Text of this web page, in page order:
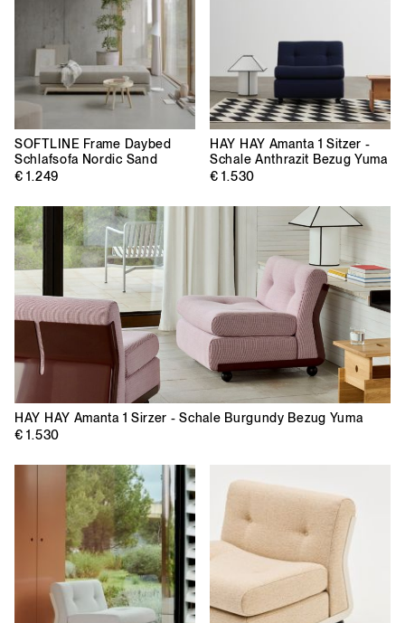
SOFTLINE Frame Daybed
Schlafsofa Nordic Sand
€ 1.249
HAY HAY Amanta 1 Sitzer -
Schale Anthrazit Bezug Yuma
€ 1.530
HAY HAY Amanta 1 Sirzer - Schale Burgundy Bezug Yuma
€ 1.530